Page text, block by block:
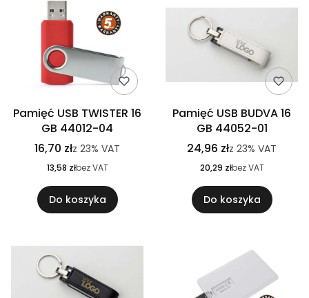
Pamięć USB TWISTER 16
GB 44012-04
16,70 złz 23% VAT
13,58 złbez VAT
Do koszyka
Pamięć USB BUDVA 16
GB 44052-01
24,96 złz 23% VAT
20,29 złbez VAT
Do koszyka